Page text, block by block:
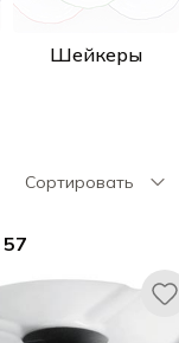
Шейкеры
Сортировать
57